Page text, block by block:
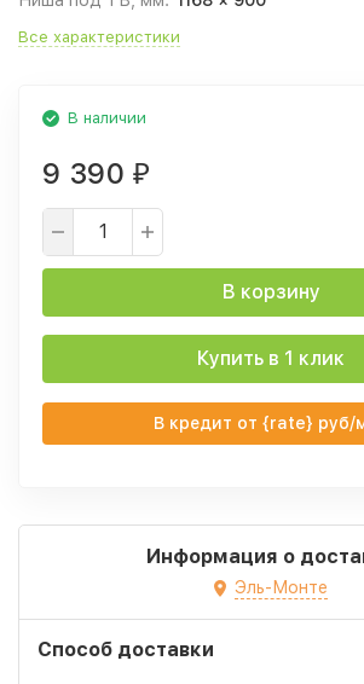
Все характеристики
В наличии
9 390 ₽
В корзину
Купить в 1 клик
В кредит от {rate} руб/
Информация о
Эль-Монте
Способ доставки